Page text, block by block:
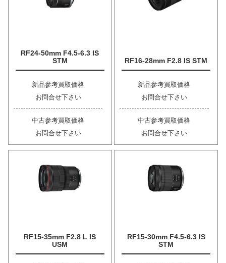
RF24-50mm F4.5-6.3 IS
STM
新品参考買取価格
お問合せ下さい
中古参考買取価格
お問合せ下さい
RF16-28mm F2.8 IS STM
新品参考買取価格
お問合せ下さい
中古参考買取価格
お問合せ下さい
RF15-35mm F2.8 L IS
USM
RF15-30mm F4.5-6.3 IS
STM